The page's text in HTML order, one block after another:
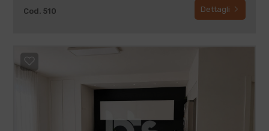
Cod. 510 Dettagli